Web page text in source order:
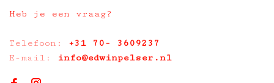
Heb je een vraag?
Telefoon: +31 70- 3609237
E-mail:
info@edwinpelser.nl